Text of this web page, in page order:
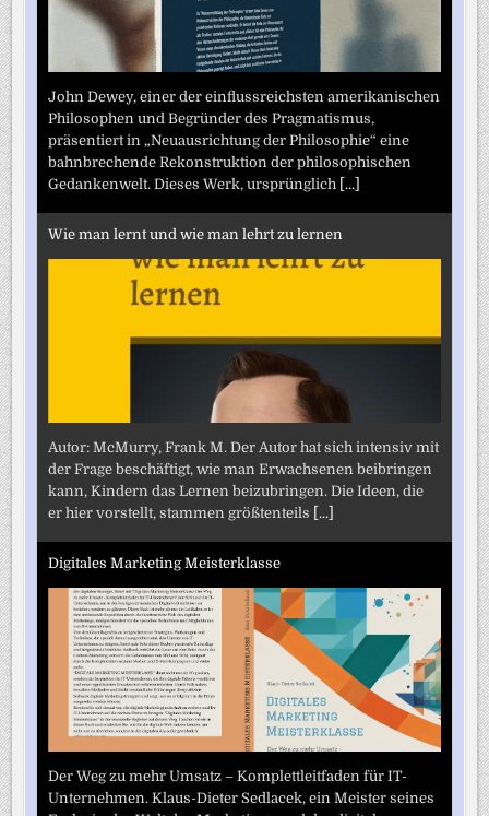
John Dewey, einer der einflussreichsten amerikanischen
Philosophen und Begründer des Pragmatismus,
präsentiert in „Neuausrichtung der Philosophie“ eine
bahnbrechende Rekonstruktion der philosophischen
Gedankenwelt. Dieses Werk, ursprünglich [...]
Wie man lernt und wie man lehrt zu lernen
Autor: McMurry, Frank M. Der Autor hat sich intensiv mit
der Frage beschäftigt, wie man Erwachsenen beibringen
kann, Kindern das Lernen beizubringen. Die Ideen, die
er hier vorstellt, stammen größtenteils [...]
Digitales Marketing Meisterklasse
Der Weg zu mehr Umsatz – Komplettleitfaden für IT-
Unternehmen. Klaus-Dieter Sedlacek, ein Meister seines